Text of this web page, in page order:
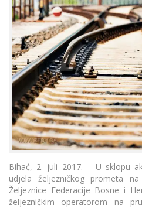
Bihać, 2. juli 2017. – U sklopu
udjela željezničkog prometa
Željeznice Federacije Bosne i
željezničkim operatorom na